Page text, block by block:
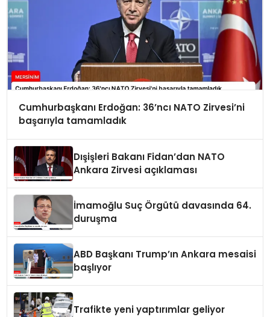
Cumhurbaşkanı Erdoğan: 36’ncı NATO Zirvesi’ni
başarıyla tamamladık
Dışişleri Bakanı Fidan’dan NATO
Ankara Zirvesi açıklaması
İmamoğlu Suç Örgütü davasında 64.
duruşma
ABD Başkanı Trump’ın Ankara mesaisi
başlıyor
Trafikte yeni yaptırımlar geliyor